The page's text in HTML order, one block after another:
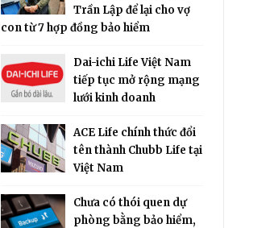
Trần Lập để lại cho vợ
con từ 7 hợp đồng bảo hiểm
Dai-ichi Life Việt Nam
tiếp tục mở rộng mạng
lưới kinh doanh
ACE Life chính thức đổi
tên thành Chubb Life tại
Việt Nam
Chưa có thói quen dự
phòng bằng bảo hiểm,